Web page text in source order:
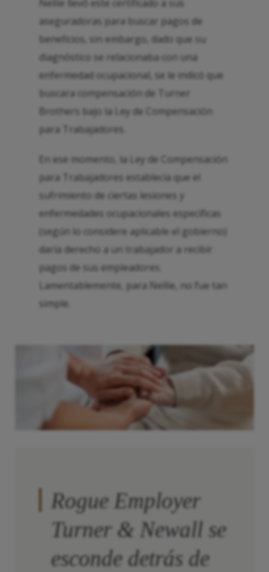
Nellie llevó este certificado a sus
aseguradoras para buscar pagos de
beneficios, sin embargo, dado que su
diagnóstico se relacionaba con una
enfermedad ocupacional, se le indicó que
buscara compensación de Turner
Brothers bajo la Ley de Compensación
para Trabajadores.
En ese momento, la Ley de Compensación
para Trabajadores establecía que el
sufrimiento de ciertas lesiones y
enfermedades ocupacionales específicas
(según lo considere aplicable el gobierno)
daría derecho a un trabajador a recibir
pagos de sus empleadores.
Lamentablemente, para Nellie, no fue tan
simple.
Rogue Employer
Turner & Newall se
esconde detrás de